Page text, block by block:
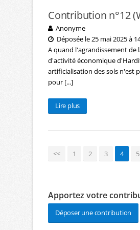
Contribution n°12
Anonyme
Déposée le 25 mai 2025 à
A quand l'agrandissement de
d'activité économique
artificialisation des sols n'est
pour [...]
Lire plus
<< 1 2 3 4 5
Apportez votre
Déposer une contribution